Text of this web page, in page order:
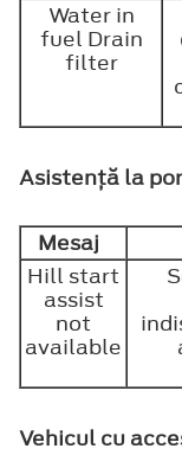
Water in
fuel Drain
filter
Asistenţă la
Mesaj
Hill start
assist
not
available
Vehicul cu